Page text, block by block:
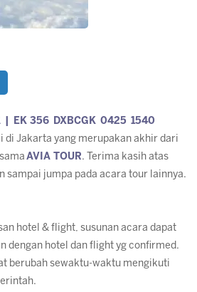
| EK 356 DXBCGK 0425 1540
di Jakarta yang merupakan akhir dari
AVIA TOUR. Terima kasih atas
sampai jumpa pada acara tour lainnya.
hotel & flight, susunan acara dapat
dengan hotel dan flight yg confirmed.
berubah sewaktu-waktu mengikuti